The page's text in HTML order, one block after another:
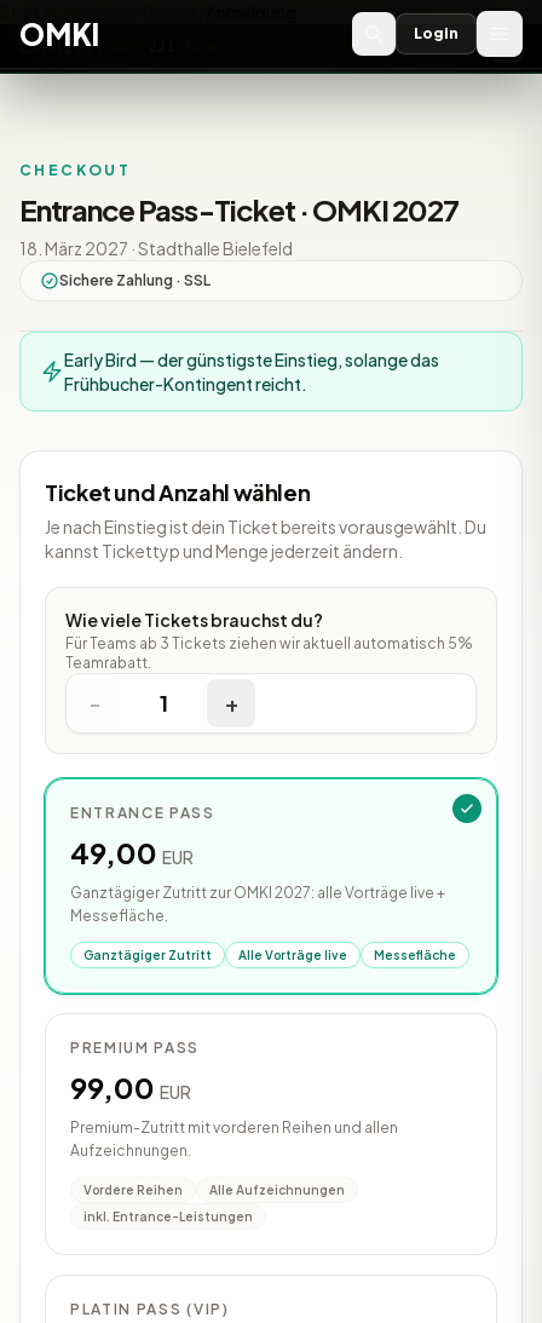
OMKI 2027
OMKI Login
CHECKOUT
Entrance Pass-Ticket · OMKI 2027
18. März 2027 · Stadthalle Bielefeld
Sichere Zahlung · SSL
Early Bird — der günstigste Einstieg, solange das
Frühbucher-Kontingent reicht.
Ticket und Anzahl wählen
Je nach Einstieg ist dein Ticket bereits vorausgewählt. Du
kannst Tickettyp und Menge jederzeit ändern.
Wie viele Tickets brauchst du?
Für Teams ab 3 Tickets ziehen wir aktuell automatisch 5%
Teamrabatt.
- 1 +
ENTRANCE PASS
49,00 EUR
Ganztägiger Zutritt zur OMKI 2027: alle Vorträge live +
Messefläche.
Ganztägiger Zutritt Alle Vorträge live Messefläche
PREMIUM PASS
99,00 EUR
Premium-Zutritt mit vorderen Reihen und allen
Aufzeichnungen.
Vordere Reihen
Alle Aufzeichnungen
inkl. Entrance-Leistungen
PLATIN PASS (VIP)